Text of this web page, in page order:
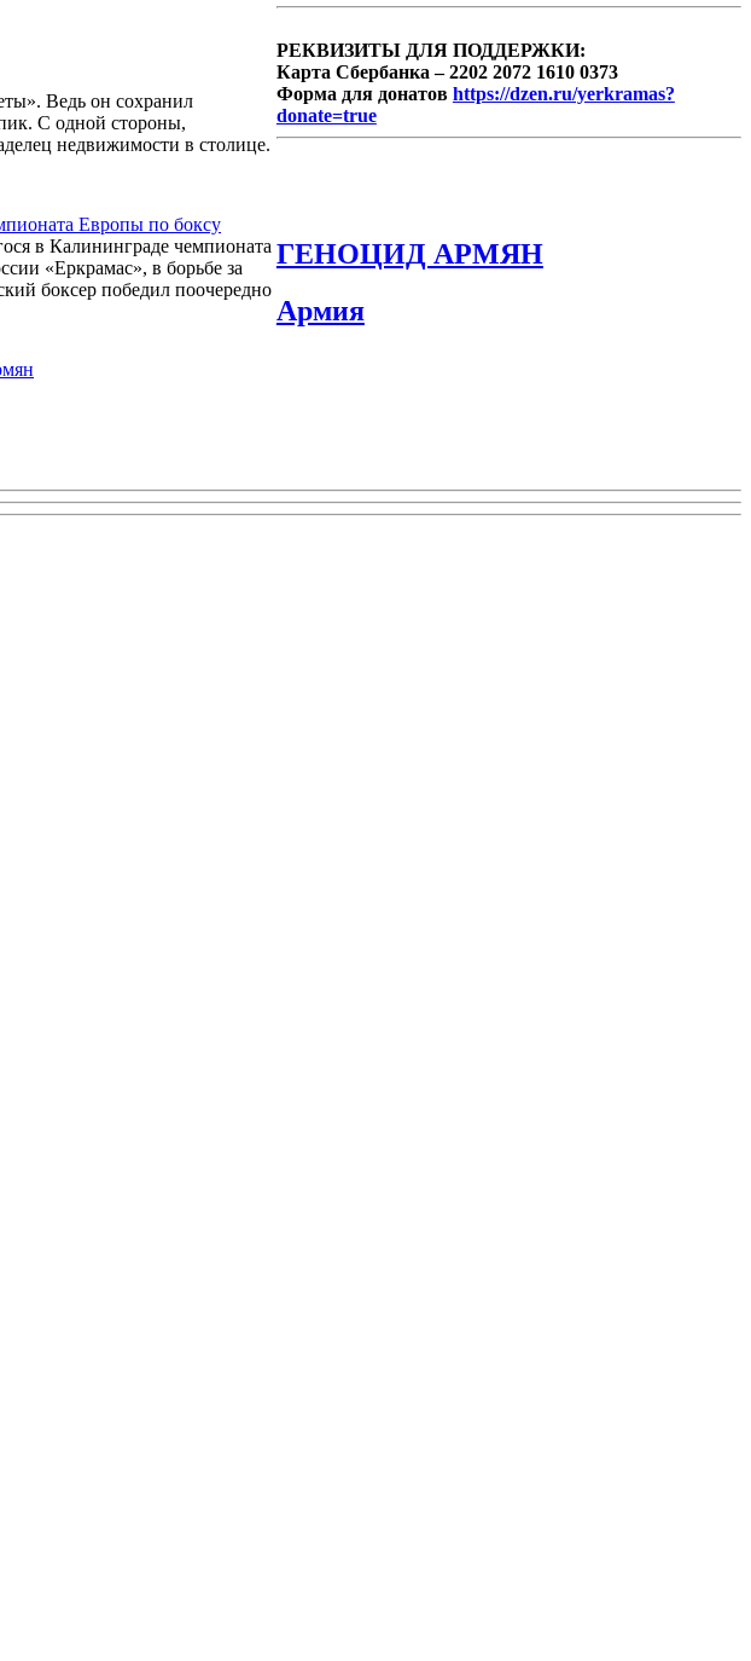
Ведь он сохранил
С одной стороны,
недвижимости в столице.
Европы по боксу
в Калининграде чемпионата
«Еркрамас», в борьбе за
боксер победил поочередно
РЕКВИЗИТЫ ДЛЯ ПОДДЕРЖКИ:
Карта Сбербанка – 2202 2072 1610 0373
Форма для донатов https://dzen.ru/yerkramas?
donate=true
ГЕНОЦИД АРМЯН
Армия